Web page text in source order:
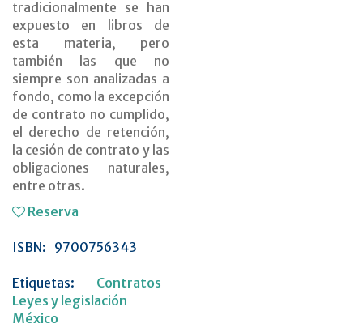
tradicionalmente se han
expuesto en libros de
esta materia, pero
también las que no
siempre son analizadas a
fondo, como la excepción
de contrato no cumplido,
el derecho de retención,
la cesión de contrato y las
obligaciones naturales,
entre otras.
Reserva
ISBN: 9700756343
Etiquetas:
Contratos
Leyes y legislación
México